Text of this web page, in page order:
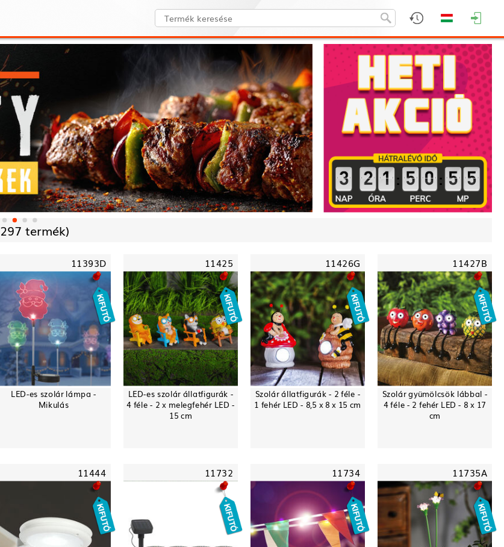
: :
297 termék)
11393D
LED-es szolár lámpa -
Mikulás
11425
LED-es szolár állatfigurák -
4 féle - 2 x melegfehér LED -
15 cm
11426G
Szolár állatfigurák - 2 féle -
1 fehér LED - 8,5 x 8 x 15 cm
11427B
Szolár gyümölcsök lábbal -
4 féle - 2 fehér LED - 8 x 17
cm
11444 11732 11734 11735A